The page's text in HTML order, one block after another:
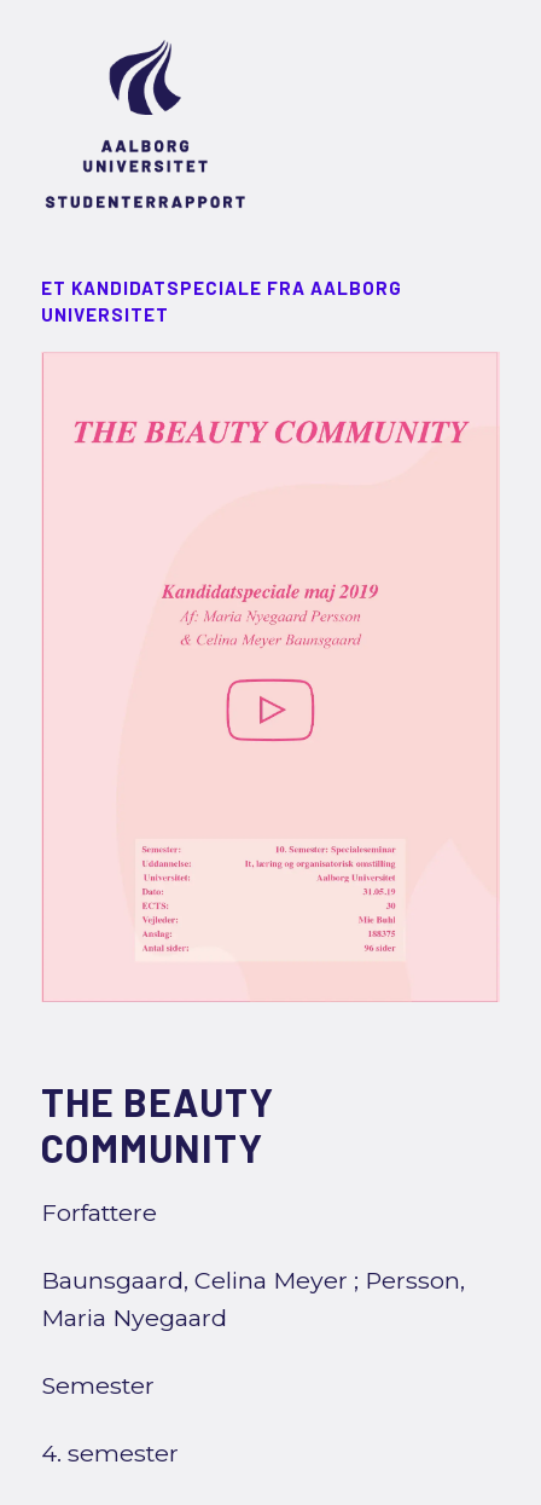
ET KANDIDATSPECIALE FRA AALBORG
UNIVERSITET
THE BEAUTY
COMMUNITY
Forfattere
Baunsgaard, Celina Meyer ; Persson,
Maria Nyegaard
Semester
4. semester